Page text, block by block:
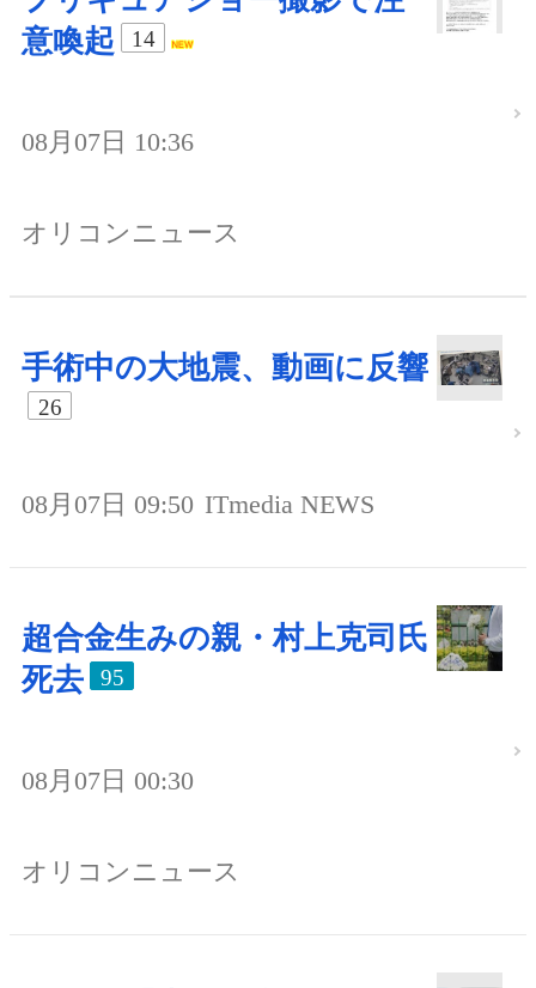
意喚起
14
08月07日 10:36
オリコンニュース
手術中の大地震、動画に反響
26
08月07日 09:50 ITmedia NEWS
超合金生みの親・村上克司氏
死去
95
08月07日 00:30
オリコンニュース